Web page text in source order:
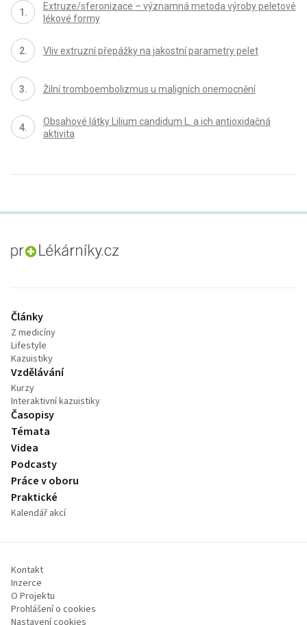
Extruze/sferonizace – významná metoda výroby peletové
lékové formy
Vliv extruzní přepážky na jakostní parametry pelet
Žilní tromboembolizmus u maligních onemocnění
Obsahové látky Lilium candidum L. a ich antioxidačná
aktivita
proLékaře.cz
Články
Z medicíny
Lifestyle
Kazuistiky
Vzdělávání
Kurzy
Interaktivní kazuistiky
Časopisy
Témata
Videa
Podcasty
Práce v oboru
Praktické
Kalendář akcí
Kontakt
Inzerce
O Projektu
Prohlášení o cookies
Nastavení cookies